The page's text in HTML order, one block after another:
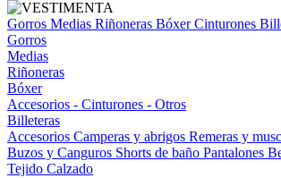
Gorros Medias Riñoneras BóxerCinturones
Gorros
Medias
Riñoneras
Bóxer
Accesorios - Cinturones - Otros
Billeteras
Accesorios Camperas y abrigos Remeras y
Buzos y Canguros Shorts de baño Pantalones
Tejido Calzado